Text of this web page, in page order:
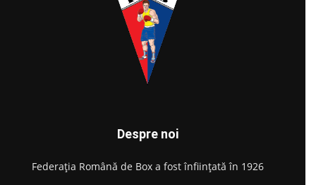
Despre noi
Federația Română de Box a fost înființată în 1926